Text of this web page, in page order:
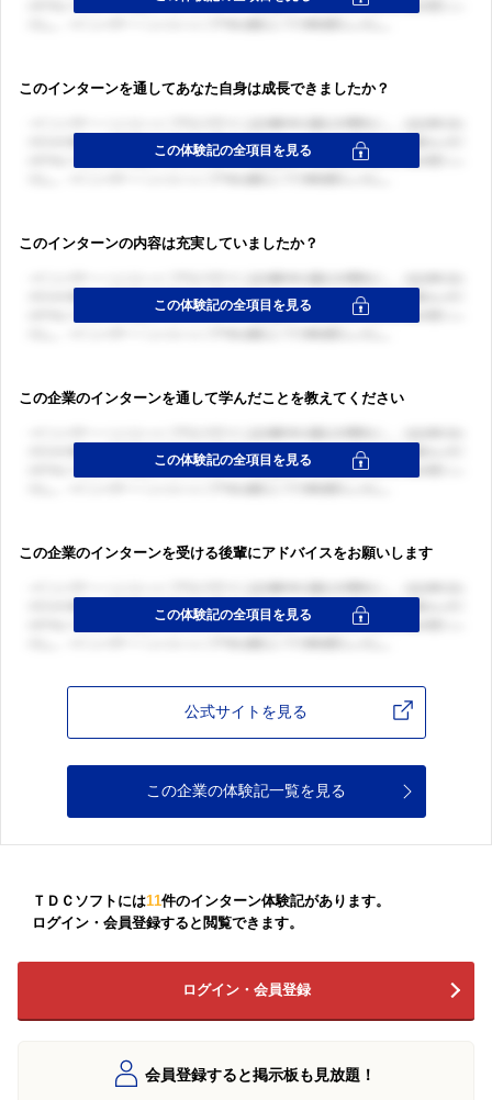
このインターンを通してあなた自身は成長できましたか？
このインターンの内容は充実していましたか？
この企業のインターンを通して学んだことを教えてください
この企業のインターンを受ける後輩にアドバイスをお願いします
公式サイトを見る
この企業の体験記一覧を見る
ＴＤＣソフトには11件のインターン体験記があります。
ログイン・会員登録すると閲覧できます。
ログイン・会員登録
会員登録すると掲示板も見放題！
ログイン・会員登録
ログイン・会員登録